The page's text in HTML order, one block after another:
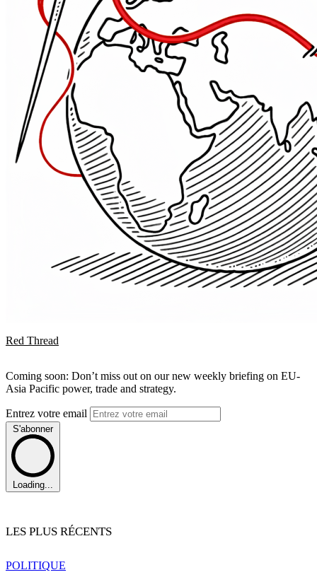
Red Thread
Coming soon: Don’t miss out on our new weekly briefing on EU-
Asia Pacific power, trade and strategy.
Entrez votre email
S'abonner
Loading...
LES PLUS RÉCENTS
POLITIQUE